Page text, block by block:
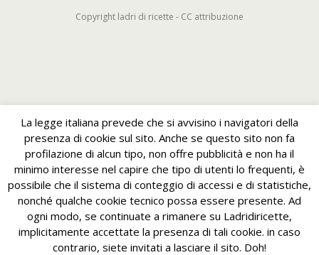
Copyright ladri di ricette - CC attribuzione
La legge italiana prevede che si avvisino i navigatori della
presenza di cookie sul sito. Anche se questo sito non fa
profilazione di alcun tipo, non offre pubblicità e non ha il
minimo interesse nel capire che tipo di utenti lo frequenti, è
possibile che il sistema di conteggio di accessi e di statistiche,
nonché qualche cookie tecnico possa essere presente. Ad
ogni modo, se continuate a rimanere su Ladridiricette,
implicitamente accettate la presenza di tali cookie. in caso
contrario, siete invitati a lasciare il sito. Doh!